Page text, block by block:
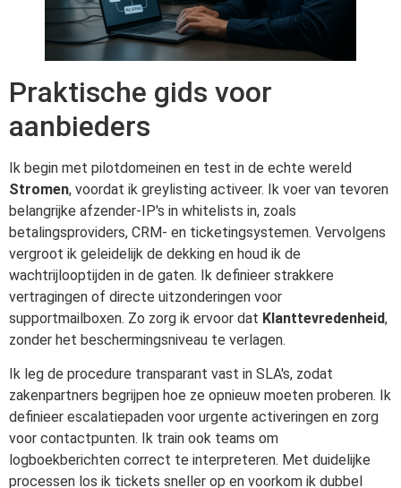
Praktische gids voor
aanbieders
Ik begin met pilotdomeinen en test in de echte wereld
Stromen, voordat ik greylisting activeer. Ik voer van tevoren
belangrijke afzender-IP's in whitelists in, zoals
betalingsproviders, CRM- en ticketingsystemen. Vervolgens
vergroot ik geleidelijk de dekking en houd ik de
wachtrijlooptijden in de gaten. Ik definieer strakkere
vertragingen of directe uitzonderingen voor
supportmailboxen. Zo zorg ik ervoor dat Klanttevredenheid,
zonder het beschermingsniveau te verlagen.
Ik leg de procedure transparant vast in SLA's, zodat
zakenpartners begrijpen hoe ze opnieuw moeten proberen. Ik
definieer escalatiepaden voor urgente activeringen en zorg
voor contactpunten. Ik train ook teams om
logboekberichten correct te interpreteren. Met duidelijke
processen los ik tickets sneller op en voorkom ik dubbel